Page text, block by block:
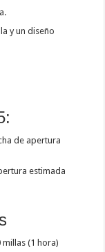
y un diseño
de apertura
estimada
(1 hora)